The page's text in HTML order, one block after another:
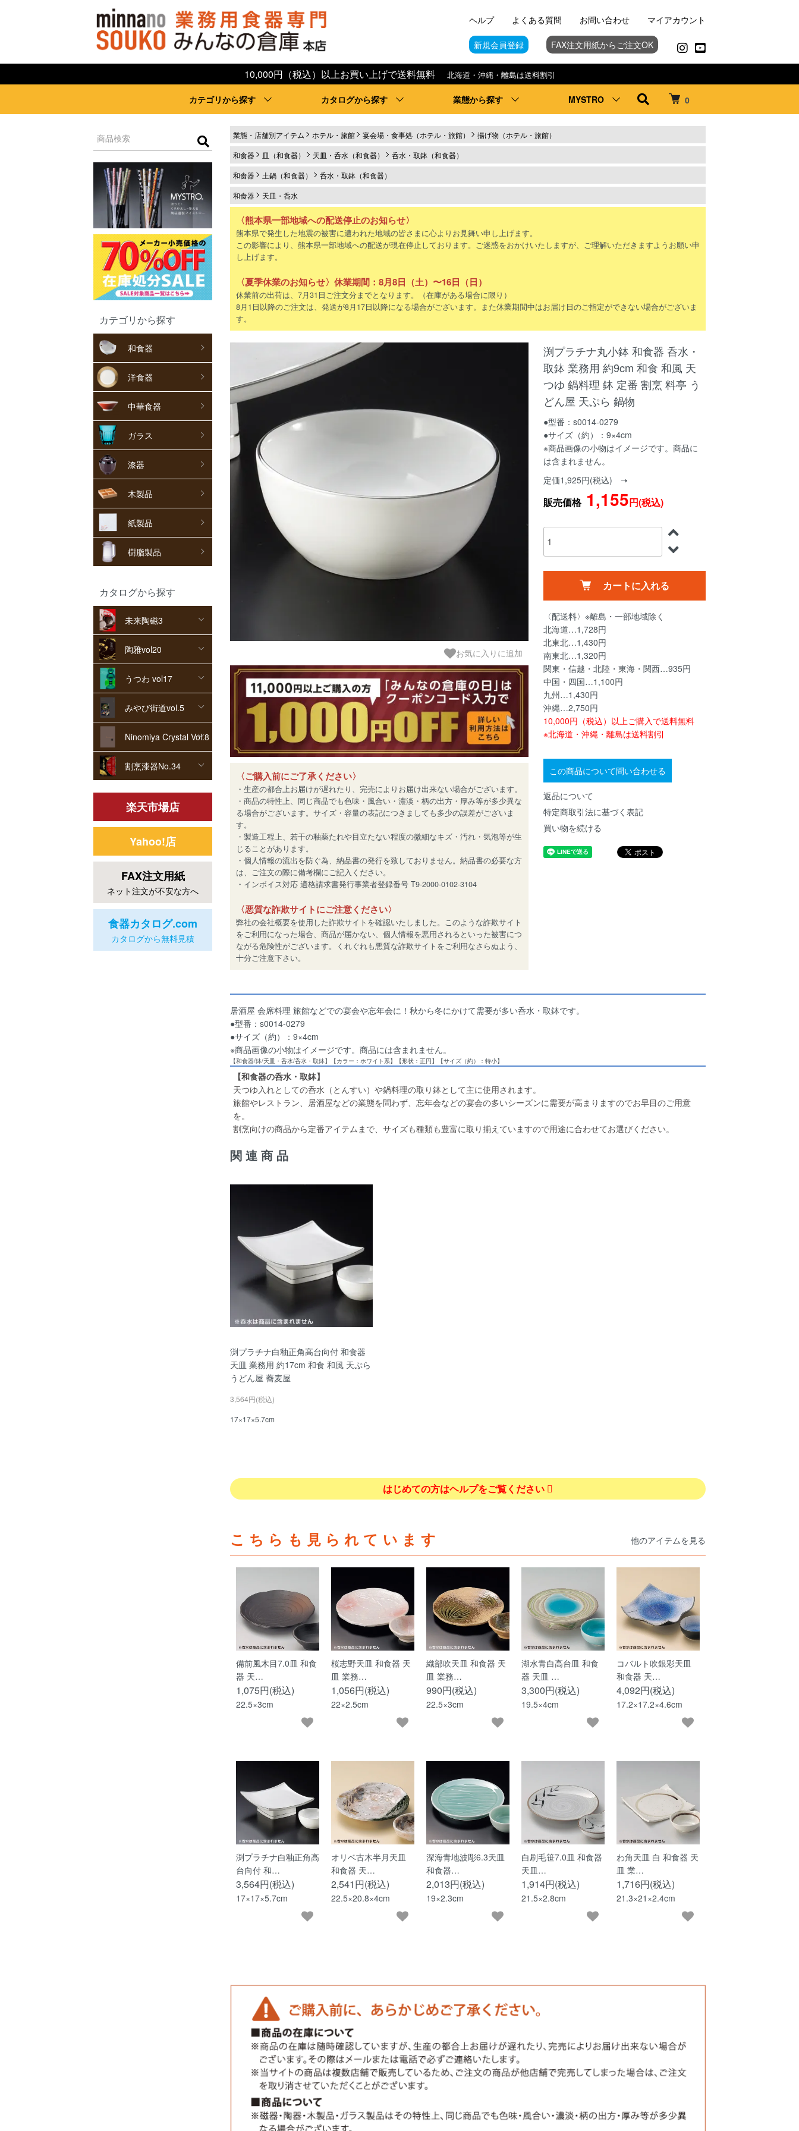
0
10,000円（税込）以上お買い上げで送料無料 北海道・沖縄・離島は送料割引
カテゴリから探す カタログから探す 業態から探す MYSTRO
ヘルプ よくある質問 お問い合わせ マイアカウント
新規会員登録 FAX注文用紙からご注文OK
カテゴリから探す
和食器
洋食器
中華食器
ガラス
漆器
木製品
紙製品
樹脂製品
カタログから探す
未来陶磁3
陶雅vol20
うつわ vol17
みやび街道vol.5
Ninomiya Crystal Vol.8
割烹漆器No.34
楽天市場店
Yahoo!店
FAX注文用紙
ネット注文が不安な方へ
食器カタログ.com
カタログから無料見積
業態・店舗別アイテム ホテル・旅館 宴会場・食事処（ホテル・旅館）
揚げ物（ホテル・旅館）
和食器
皿（和食器） 天皿・呑水（和食器）
呑水・取鉢（和食器）
和食器
土鍋（和食器）
呑水・取鉢（和食器）
和食器
天皿・呑水
〈熊本県一部地域への配送停止のお知らせ〉
熊本県で発生した地震の被害に遭われた地域の皆さまに心よりお見舞い申し上げます。
この影響により、熊本県一部地域への配送が現在停止しております。ご迷惑をおかけいたしますが、ご理解いただきますようお願い申
し上げます。
〈夏季休業のお知らせ〉休業期間：8月8日（土）〜16日（日）
休業前の出荷は、7月31日ご注文分までとなります。（在庫がある場合に限り）
8月1日以降のご注文は、発送が8月17日以降になる場合がございます。また休業期間中はお届け日のご指定ができない場合がございま
す。
お気に入りに追加
〈ご購入前にご了承ください〉
・生産の都合上お届けが遅れたり、完売によりお届け出来ない場合がございます。
・商品の特性上、同じ商品でも色味・風合い・濃淡・柄の出方・厚み等が多少異な
る場合がございます。サイズ・容量の表記につきましても多少の誤差がございま
す。
・製造工程上、若干の釉薬たれや目立たない程度の微細なキズ・汚れ・気泡等が生
じることがあります。
・個人情報の流出を防ぐ為、納品書の発行を致しておりません。納品書の必要な方
は、ご注文の際に備考欄にご記入ください。
・インボイス対応 適格請求書発行事業者登録番号 T9-2000-0102-3104
〈悪質な詐欺サイトにご注意ください〉
弊社の会社概要を使用した詐欺サイトを確認いたしました。このような詐欺サイト
をご利用になった場合、商品が届かない、個人情報を悪用されるといった被害につ
ながる危険性がございます。くれぐれも悪質な詐欺サイトをご利用なさらぬよう、
十分ご注意下さい。
渕プラチナ丸小鉢 和食器 呑水・
取鉢 業務用 約9cm 和食 和風 天
つゆ 鍋料理 鉢 定番 割烹 料亭 う
どん屋 天ぷら 鍋物
●型番：s0014-0279
●サイズ（約）：9×4cm
※商品画像の小物はイメージです。商品に
は含まれません。
定価1,925円(税込) ➝
販売価格1,155円(税込)
カートに入れる
〈配送料〉※離島・一部地域除く
北海道…1,728円
北東北…1,430円
南東北…1,320円
関東・信越・北陸・東海・関西…935円
中国・四国…1,100円
九州…1,430円
沖縄…2,750円
10,000円（税込）以上ご購入で送料無料
※北海道・沖縄・離島は送料割引
この商品について問い合わせる
返品について
特定商取引法に基づく表記
買い物を続ける
居酒屋 会席料理 旅館などでの宴会や忘年会に！秋から冬にかけて需要が多い呑水・取鉢です。
●型番：s0014-0279
●サイズ（約）：9×4cm
※商品画像の小物はイメージです。商品には含まれません。
【和食器/鉢/天皿・呑水/呑水・取鉢】【カラー：ホワイト系】【形状：正円】【サイズ（約）：特小】
【和食器の呑水・取鉢】
天つゆ入れとしての呑水（とんすい）や鍋料理の取り鉢として主に使用されます。
旅館やレストラン、居酒屋などの業態を問わず、忘年会などの宴会の多いシーズンに需要が高まりますのでお早目のご用意
を。
割烹向けの商品から定番アイテムまで、サイズも種類も豊富に取り揃えていますので用途に合わせてお選びください。
関連商品
渕プラチナ白釉正角高台向付 和食器
天皿 業務用 約17cm 和食 和風 天ぷら
うどん屋 蕎麦屋
3,564円(税込)
17×17×5.7cm
はじめての方はヘルプをご覧ください
こちらも見られています 他のアイテムを見る
備前風木目7.0皿 和食
器 天…
1,075円(税込)
22.5×3cm
桜志野天皿 和食器 天
皿 業務…
1,056円(税込)
22×2.5cm
織部吹天皿 和食器 天
皿 業務…
990円(税込)
22.5×3cm
湖水青白高台皿 和食
器 天皿 …
3,300円(税込)
19.5×4cm
コバルト吹銀彩天皿
和食器 天…
4,092円(税込)
17.2×17.2×4.6cm
渕プラチナ白釉正角高
台向付 和…
3,564円(税込)
17×17×5.7cm
オリベ古木半月天皿
和食器 天…
2,541円(税込)
22.5×20.8×4cm
深海青地波彫6.3天皿
和食器…
2,013円(税込)
19×2.3cm
白刷毛笹7.0皿 和食器
天皿…
1,914円(税込)
21.5×2.8cm
わ角天皿 白 和食器 天
皿 業…
1,716円(税込)
21.3×21×2.4cm